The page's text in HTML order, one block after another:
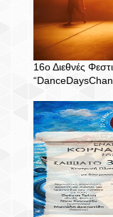
16ο Διεθνές